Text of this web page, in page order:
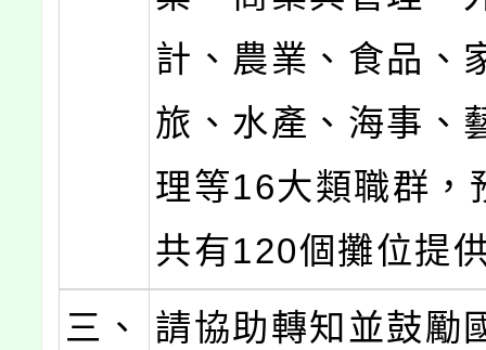
計、農業、食品、
旅、水產、海事、
理等16大類職群，
共有120個攤位提
三、
請協助轉知並鼓勵